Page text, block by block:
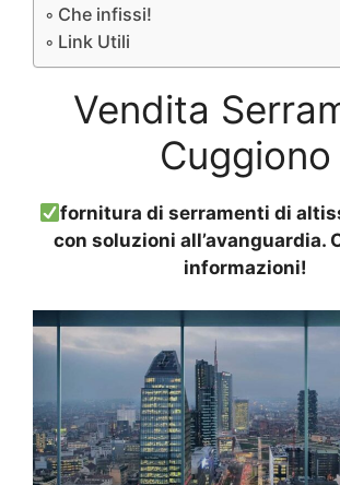
Che infissi!
Link Utili
Vendita
Cuggiono
fornitura di serramenti di
con soluzioni all’avanguardia.
informazioni!